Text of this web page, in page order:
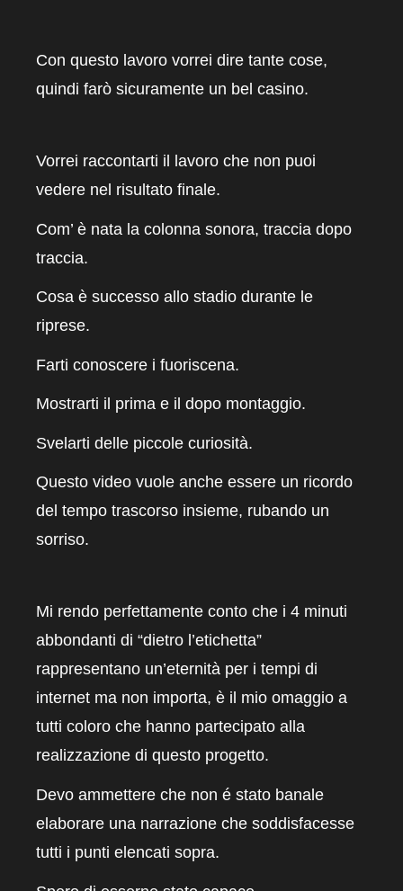
Con questo lavoro vorrei dire tante cose,
quindi farò sicuramente un bel casino.
Vorrei raccontarti il lavoro che non puoi
vedere nel risultato finale.
Com’ è nata la colonna sonora, traccia dopo
traccia.
Cosa è successo allo stadio durante le
riprese.
Farti conoscere i fuoriscena.
Mostrarti il prima e il dopo montaggio.
Svelarti delle piccole curiosità.
Questo video vuole anche essere un ricordo
del tempo trascorso insieme, rubando un
sorriso.
Mi rendo perfettamente conto che i 4 minuti
abbondanti di “dietro l’etichetta”
rappresentano un’eternità per i tempi di
internet ma non importa, è il mio omaggio a
tutti coloro che hanno partecipato alla
realizzazione di questo progetto.
Devo ammettere che non é stato banale
elaborare una narrazione che soddisfacesse
tutti i punti elencati sopra.